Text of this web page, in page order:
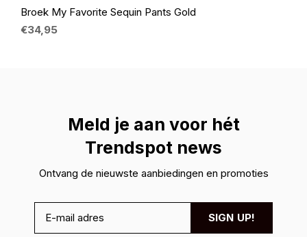
Broek My Favorite Sequin Pants Gold
€34,95
Meld je aan voor hét
Trendspot news
Ontvang de nieuwste aanbiedingen en promoties
SIGN UP!